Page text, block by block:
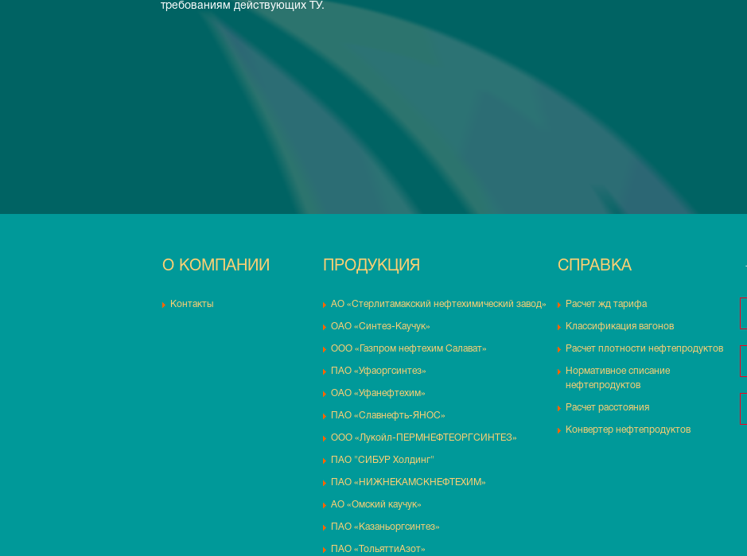
требованиям действующих ТУ.
О КОМПАНИИ
Контакты
ПРОДУКЦИЯ
АО «Стерлитамакский нефтехимический завод»
ОАО «Синтез-Каучук»
ООО «Газпром нефтехим Салават»
ПАО «Уфаоргсинтез»
ОАО «Уфанефтехим»
ПАО «Славнефть-ЯНОС»
ООО «Лукойл-ПЕРМНЕФТЕОРГСИНТЕЗ»
ПАО "СИБУР Холдинг"
ПАО «НИЖНЕКАМСКНЕФТЕХИМ»
АО «Омский каучук»
ПАО «Казаньоргсинтез»
ПАО «ТольяттиАзот»
СПРАВКА
Расчет жд тарифа
Классификация вагонов
Расчет плотности нефтепродуктов
Нормативное списание
нефтепродуктов
Расчет расстояния
Конвертер нефтепродуктов